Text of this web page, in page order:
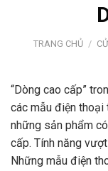
TRANG CHỦ /
“Dòng cao cấp”
các mẫu điện thoại
những sản phẩm
cấp. Tính năng
Những mẫu điện